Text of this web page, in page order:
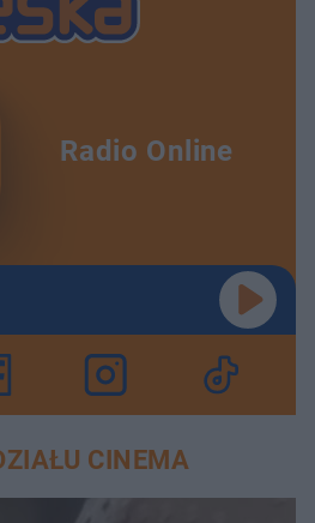
Radio Online
CINEMA